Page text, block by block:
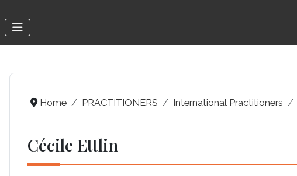
Home PRACTITIONERS International Practitioners
Cécile Ettlin